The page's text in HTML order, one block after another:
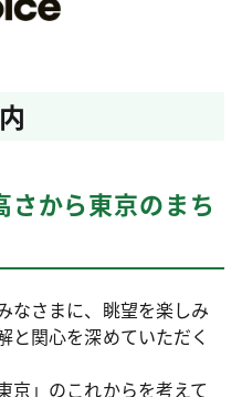
から東京のまち
なさまに、眺望を楽しみ
と関心を深めていただく
京」のこれからを考えて